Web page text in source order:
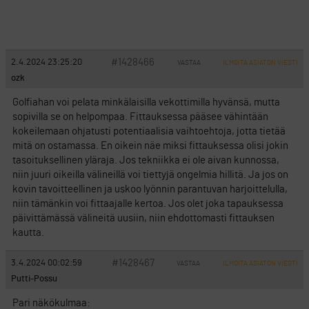
2.4.2024 23:25:20 #1428466 VASTAA ILMOITA ASIATON VIESTI
ozk
Golfiahan voi pelata minkälaisilla vekottimilla hyvänsä, mutta
sopivilla se on helpompaa. Fittauksessa pääsee vähintään
kokeilemaan ohjatusti potentiaalisia vaihtoehtoja, jotta tietää
mitä on ostamassa. En oikein näe miksi fittauksessa olisi jokin
tasoituksellinen yläraja. Jos tekniikka ei ole aivan kunnossa,
niin juuri oikeilla välineillä voi tiettyjä ongelmia hillitä. Ja jos on
kovin tavoitteellinen ja uskoo lyönnin parantuvan harjoittelulla,
niin tämänkin voi fittaajalle kertoa. Jos olet joka tapauksessa
päivittämässä välineitä uusiin, niin ehdottomasti fittauksen
kautta.
3.4.2024 00:02:59 #1428467 VASTAA ILMOITA ASIATON VIESTI
Putti-Possu
Pari näkökulmaa: